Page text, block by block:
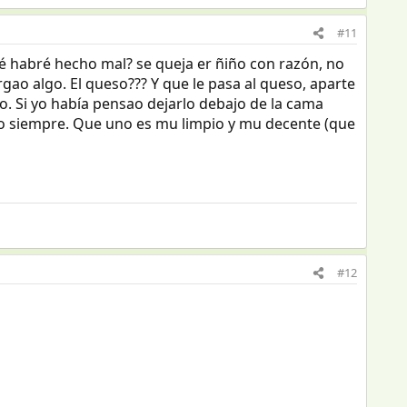
#11
habré hecho mal? se queja er ñiño con razón, no
algo. El queso??? Y que le pasa al queso, aparte
Si yo había pensao dejarlo debajo de la cama
Que uno es mu limpio y mu decente (que
#12